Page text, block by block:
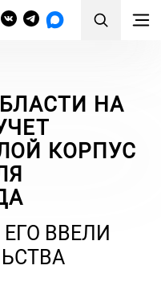
НА
КОРПУС
ВВЕЛИ